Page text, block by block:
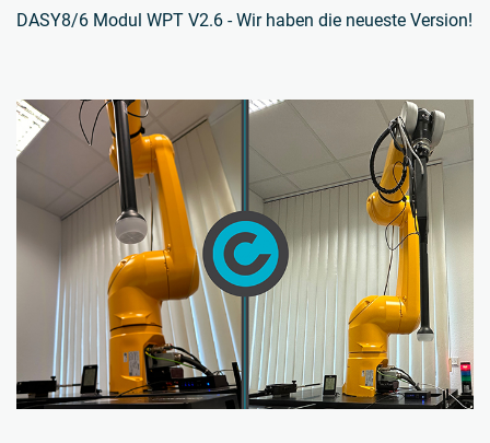
DASY8/6 Modul WPT V2.6 - Wir haben die neueste Version!